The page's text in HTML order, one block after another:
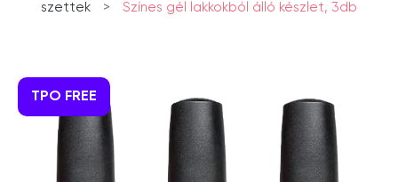
szettek
> Színes gél lakkokból álló készlet, 3db
TPO FREE